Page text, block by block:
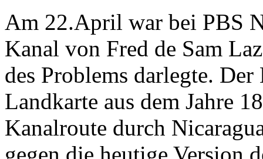
Am 22.April war bei PBS
Kanal von Fred de Sam
des Problems darlegte.
Landkarte aus dem Jahre
Kanalroute durch